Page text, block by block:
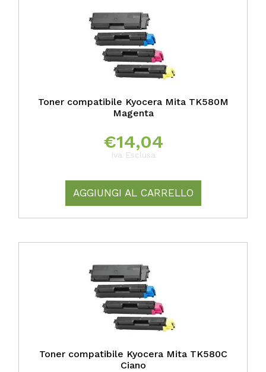
Toner compatibile Kyocera Mita TK580M
Magenta
€14,04
Iva Esclusa
AGGIUNGI AL CARRELLO
Toner compatibile Kyocera Mita TK580C
Ciano